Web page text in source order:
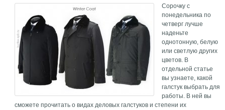
Сорочку с
понедельника по
четверг лучше
наденьте
однотонную, белую
или светлую других
цветов. В
отдельной статье
вы узнаете, какой
галстук выбрать для
работы. В ней вы
сможете прочитать о видах деловых галстуков и степени их